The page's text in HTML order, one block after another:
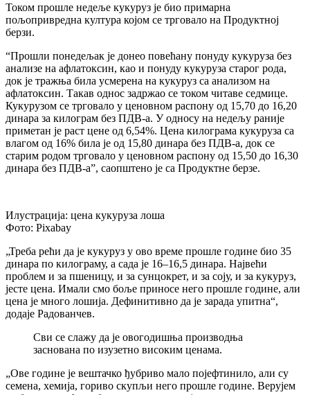
Током прошле недеље кукуруз је био примарна
пољопривредна култура којом се трговало на Продуктној
берзи.
“Прошли понедељак је донео повећану понуду кукуруза без
анализе на афлатоксин, као и понуду кукуруза старог рода,
док је тражња била усмерена на кукуруз са анализом на
афлатоксин. Такав однос задржао се током читаве седмице.
Кукурузом се трговало у ценовном распону од 15,70 до 16,20
динара за килограм без ПДВ-а. У односу на недељу раније
приметан је раст цене од 6,54%. Цена килограма кукуруза са
влагом од 16% била је од 15,80 динара без ПДВ-а, док се
старим родом трговало у ценовном распону од 15,50 до 16,30
динара без ПДВ-а”, саопштено је са Продуктне берзе.
Илустрација: цена кукуруза лоша
Фото: Pixabay
„Треба рећи да је кукуруз у ово време прошле године био 35
динара по килограму, а сада је 16–16,5 динара. Највећи
проблем и за пшеницу, и за сунцокрет, и за соју, и за кукуруз,
јесте цена. Имали смо боље приносе него прошле године, али
цена је много лошија. Дефинитивно да је зарада упитна“,
додаје Радованчев.
Сви се слажу да је овогодишња производња
заснована по изузетно високим ценама.
„Ове године је вештачко ђубриво мало појефтинило, али су
семена, хемија, гориво скупљи него прошле године. Верујем